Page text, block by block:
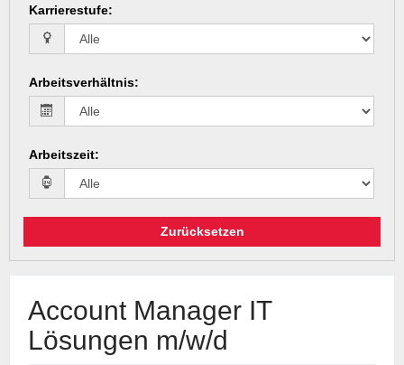
Karrierestufe:
Arbeitsverhältnis:
Arbeitszeit:
Zurücksetzen
Account Manager IT
Lösungen m/w/d